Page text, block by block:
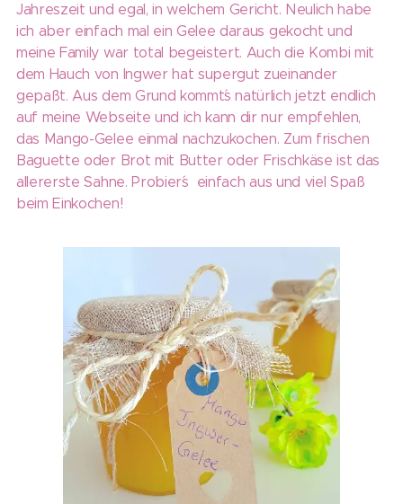
Jahreszeit und egal, in welchem Gericht. Neulich habe
ich aber einfach mal ein Gelee daraus gekocht und
meine Family war total begeistert. Auch die Kombi mit
dem Hauch von Ingwer hat supergut zueinander
gepaßt. Aus dem Grund kommt´s natürlich jetzt endlich
auf meine Webseite und ich kann dir nur empfehlen,
das Mango-Gelee einmal nachzukochen. Zum frischen
Baguette oder Brot mit Butter oder Frischkäse ist das
allererste Sahne. Probier´s einfach aus und viel Spaß
beim Einkochen!